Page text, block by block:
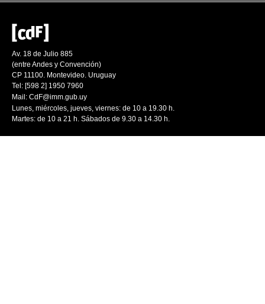
Av. 18 de Julio 885
(entre Andes y Convención)
CP 11100. Montevideo. Uruguay
Tel: [598 2] 1950 7960
Mail: CdF@imm.gub.uy
Lunes, miércoles, jueves, viernes: de 10 a 19.30 h.
Martes: de 10 a 21 h. Sábados de 9.30 a 14.30 h.